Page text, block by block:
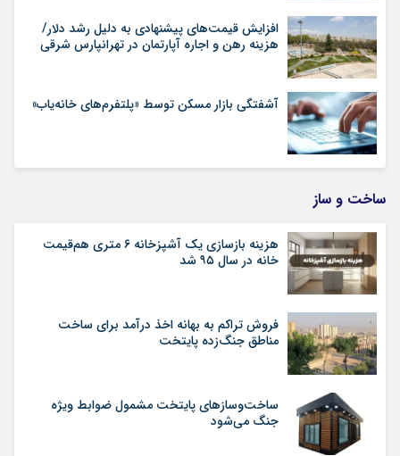
افزایش قیمت‌های پیشنهادی به دلیل رشد دلار/
هزینه رهن و اجاره آپارتمان در تهرانپارس شرقی
آشفتگی بازار مسکن توسط «پلتفرم‌های خانه‌یاب»
ساخت و ساز
هزینه بازسازی یک آشپزخانه ۶ متری هم‌قیمت
خانه در سال ۹۵ شد
فروش تراکم به بهانه اخذ درآمد برای ساخت
مناطق جنگ‌زده پایتخت
ساخت‌وسازهای پایتخت مشمول ضوابط ویژه
جنگ می‌شود